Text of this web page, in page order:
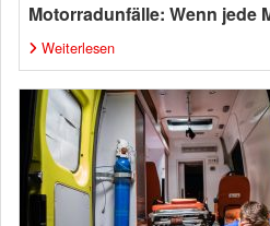
Motorradunfälle: Wenn jede
Weiterlesen